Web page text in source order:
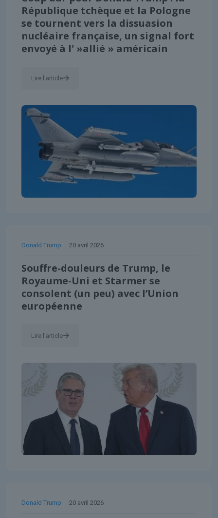
République tchèque et la Pologne
se tournent vers la dissuasion
nucléaire française, un signal fort
envoyé à l' »allié » américain
Lire l'article
Donald Trump 20 avril 2026
Souffre-douleurs de Trump, le
Royaume-Uni et Starmer se
consolent (un peu) avec l’Union
européenne
Lire l'article
Donald Trump 20 avril 2026